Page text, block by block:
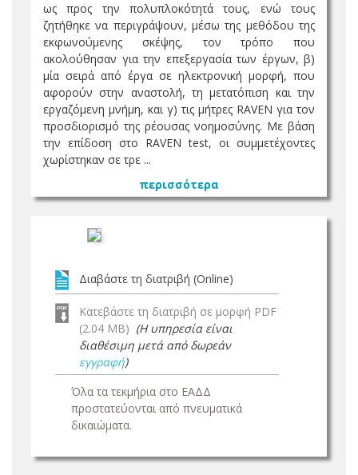
ως προς την πολυπλοκότητά τους, ενώ τους
ζητήθηκε να περιγράψουν, μέσω της μεθόδου της
εκφωνούμενης σκέψης, τον τρόπο που
ακολούθησαν για την επεξεργασία των έργων, β)
μία σειρά από έργα σε ηλεκτρονική μορφή, που
αφορούν στην αναστολή, τη μετατόπιση και την
εργαζόμενη μνήμη, και γ) τις μήτρες RAVEN για τον
προσδιορισμό της ρέουσας νοημοσύνης. Με βάση
την επίδοση στο RAVEN test, οι συμμετέχοντες
χωρίστηκαν σε τρε ...
περισσότερα
Διαβάστε τη διατριβή (Online)
Κατεβάστε τη διατριβή σε μορφή PDF
(2.04 MB) (Η υπηρεσία είναι
διαθέσιμη μετά από δωρεάν
εγγραφή)
Όλα τα τεκμήρια στο ΕΑΔΔ
προστατεύονται από πνευματικά
δικαιώματα.